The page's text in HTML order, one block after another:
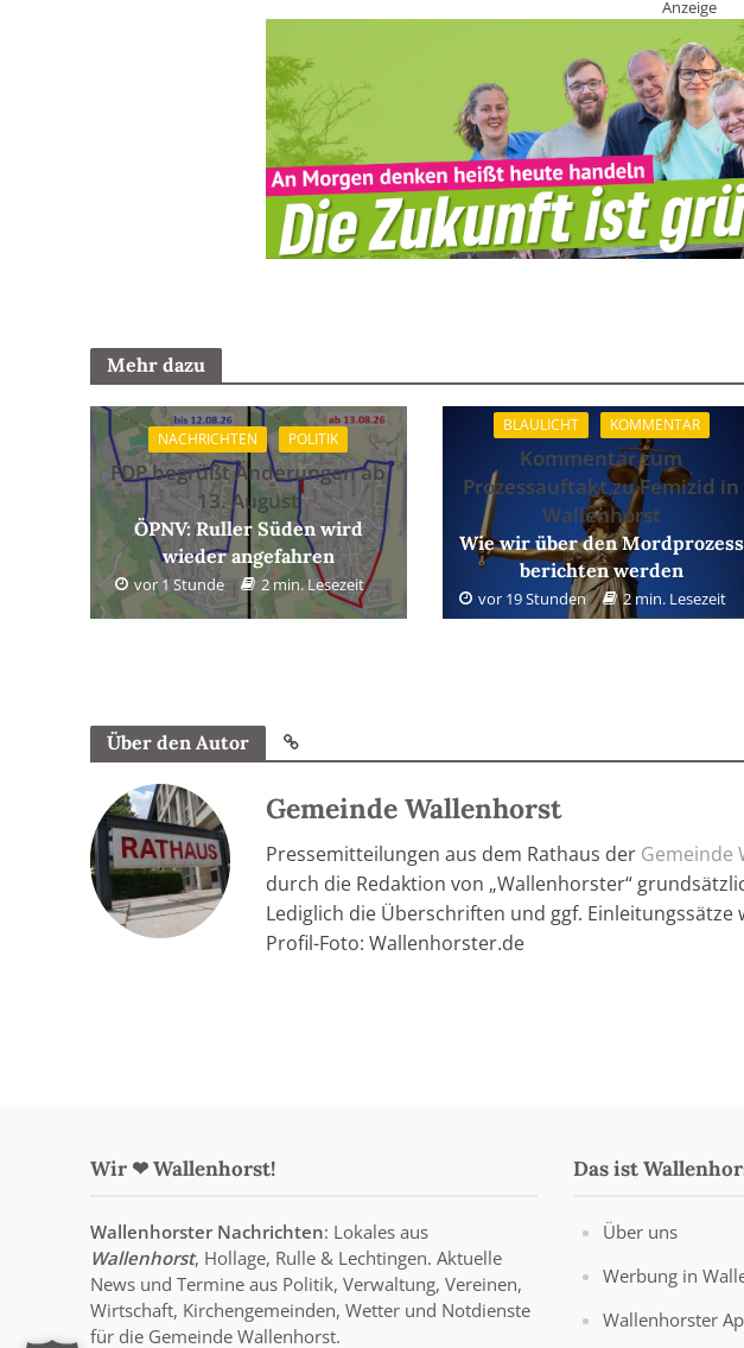
Anzeige
Mehr dazu
NACHRICHTEN POLITIK
FDP begrüßt Änderungen ab
13. August
ÖPNV: Ruller Süden wird
wieder angefahren
vor 1 Stunde 2 min. Lesezeit
BLAULICHT KOMMENTAR
Kommentar zum
Prozessauftakt zu Femizid in
Wallenhorst
Wie wir über den Mordprozess
berichten werden
vor 19 Stunden 2 min. Lesezeit
Über den Autor
Gemeinde Wallenhorst
Pressemitteilungen aus dem Rathaus der Gemeinde
durch die Redaktion von „Wallenhorster“
Lediglich die Überschriften und ggf.
Profil-Foto: Wallenhorster.de
Wir ❤ Wallenhorst!
Wallenhorster Nachrichten: Lokales aus
Wallenhorst, Hollage, Rulle & Lechtingen. Aktuelle
News und Termine aus Politik, Verwaltung, Vereinen,
Wirtschaft, Kirchengemeinden, Wetter und Notdienste
für die Gemeinde Wallenhorst.
Das ist
Über uns
Werbung in
Wallenhorster